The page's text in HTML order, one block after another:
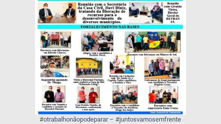
#otrabalhonãopodeparar – #juntosvamosemfrente